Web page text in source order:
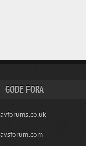
GODE FORA
avforums.co.uk
avsforum.com